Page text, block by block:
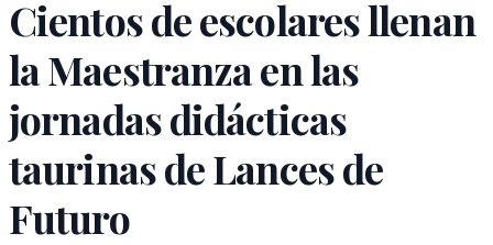
Cientos de escolares llenan
la Maestranza en las
jornadas didácticas
taurinas de Lances de
Futuro